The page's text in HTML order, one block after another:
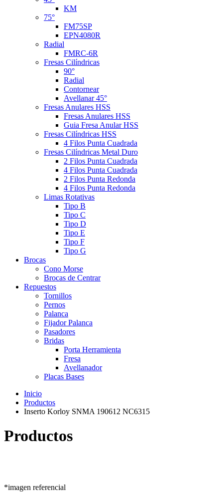
KM
75°
FM75SP
EPN4080R
Radial
FMRC-6R
Fresas Cilíndricas
90°
Radial
Contornear
Avellanar 45°
Fresas Anulares HSS
Fresas Anulares HSS
Guia Fresa Anular HSS
Fresas Cilíndricas HSS
4 Filos Punta Cuadrada
Fresas Cilíndricas Metal Duro
2 Filos Punta Cuadrada
4 Filos Punta Cuadrada
2 Filos Punta Redonda
4 Filos Punta Redonda
Limas Rotativas
Tipo B
Tipo C
Tipo D
Tipo E
Tipo F
Tipo G
Brocas
Cono Morse
Brocas de Centrar
Repuestos
Tornillos
Pernos
Palanca
Fijador Palanca
Pasadores
Bridas
Porta Herramienta
Fresa
Avellanador
Placas Bases
Inicio
Productos
Inserto Korloy SNMA 190612 NC6315
Productos
*imagen referencial